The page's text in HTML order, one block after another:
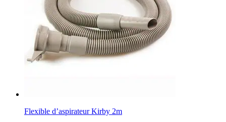
Flexible d’aspirateur Kirby 2m